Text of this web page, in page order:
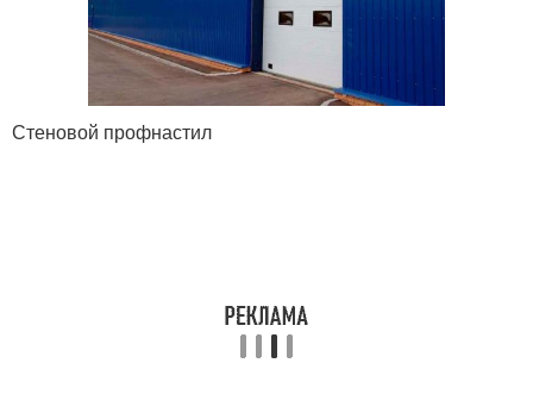
Стеновой профнастил